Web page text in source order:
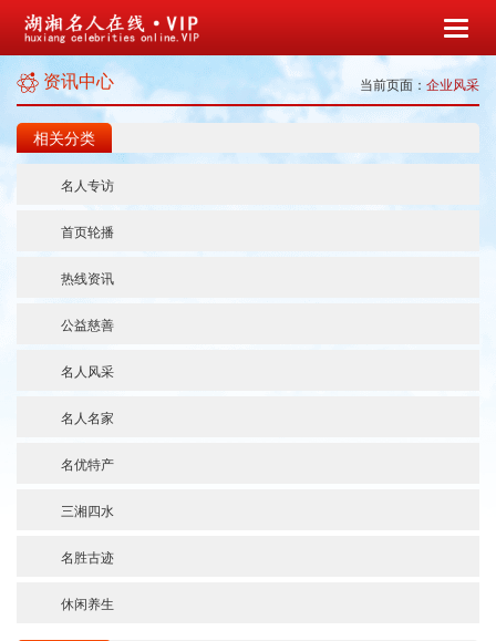
资讯中心 当前页面：企业风采
相关分类
名人专访
首页轮播
热线资讯
公益慈善
名人风采
名人名家
名优特产
三湘四水
名胜古迹
休闲养生